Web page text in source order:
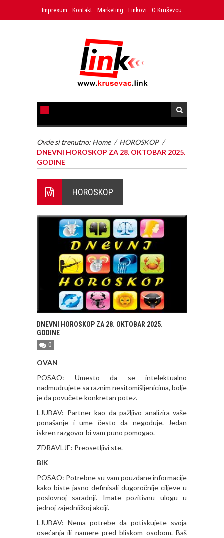
Impresum Kontakt Marketing Linkovi O Kruševcu
Ovde si trenutno: Home / HOROSKOP /
DNEVNI HOROSKOP ZA 28. OKTOBAR 2025.
GODINE
HOROSKOP
DNEVNI HOROSKOP ZA 28. OKTOBAR 2025.
GODINE
0
OVAN
POSAO: Umesto da se intelektualno
nadmudrujete sa raznim nesitomišljenicima, bolje
je da povučete konkretan potez.
LJUBAV: Partner kao da pažljivo analizira vaše
ponašanje i ume često da negoduje. Jedan
iskren razgovor bi vam puno pomogao.
ZDRAVLJE: Preosetljivi ste.
BIK
POSAO: Potrebne su vam pouzdane informacije
kako biste jasno definisali dugoročnije ciljeve u
poslovnoj saradnji. Imate pozitivnu ulogu u
jednoj zajedničkoj akciji.
LJUBAV: Nema potrebe da potiskujete svoja
osećanja ili namere pred bliskom osobom. Baš